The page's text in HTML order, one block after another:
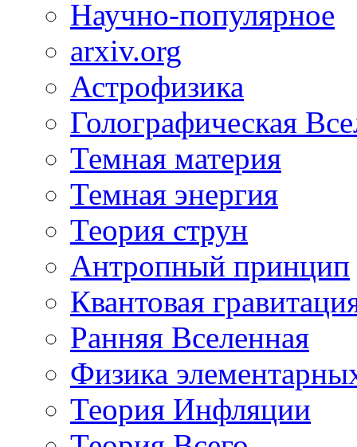
Научно-популярное
arxiv.org
Астрофизика
Голографическая
Темная материя
Темная энергия
Теория струн
Антропный принцип
Квантовая
Ранняя Вселенная
Физика
Теория Инфляции